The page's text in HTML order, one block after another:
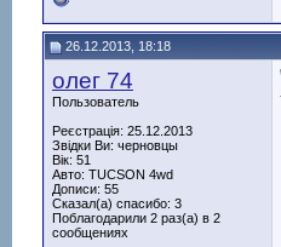
26.12.2013, 18:18
олег 74
Пользователь
Реєстрація: 25.12.2013
Звідки Ви: черновцы
Вік: 51
Авто: TUCSON 4wd
Дописи: 55
Сказал(а) спасибо: 3
Поблагодарили 2 раз(а) в 2
сообщениях